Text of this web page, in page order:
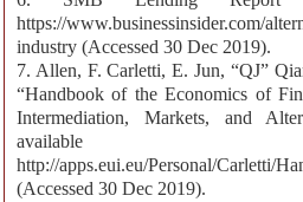
https://www.businessinsider.com/
industry (Accessed 30 Dec 2019).
7. Allen, F. Carletti, E. Jun, “QJ”
“Handbook of the Economics of
Intermediation, Markets, and
http://apps.eui.eu/Personal/Carletti/
(Accessed 30 Dec 2019).